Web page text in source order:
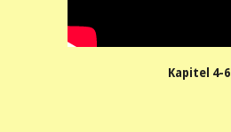
Kapitel 4-6